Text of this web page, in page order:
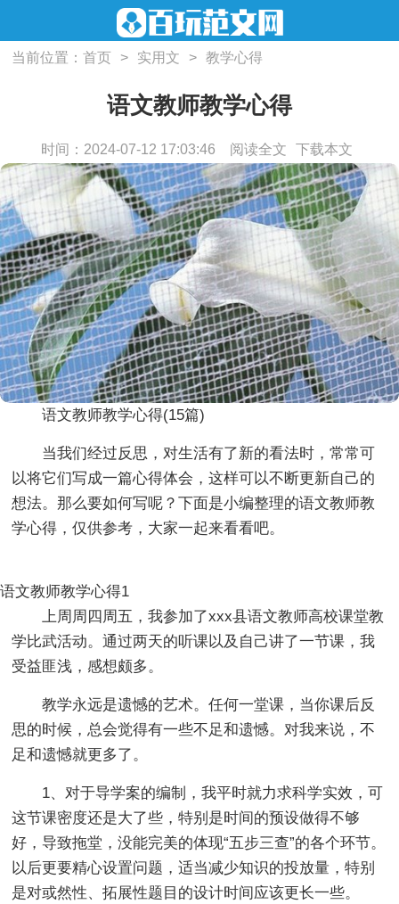
当前位置：首页 > 实用文 > 教学心得
语文教师教学心得
时间：2024-07-12 17:03:46 阅读全文 下载本文
语文教师教学心得(15篇)
当我们经过反思，对生活有了新的看法时，常常可
以将它们写成一篇心得体会，这样可以不断更新自己的
想法。那么要如何写呢？下面是小编整理的语文教师教
学心得，仅供参考，大家一起来看看吧。
语文教师教学心得1
上周周四周五，我参加了xxx县语文教师高校课堂教
学比武活动。通过两天的听课以及自己讲了一节课，我
受益匪浅，感想颇多。
教学永远是遗憾的艺术。任何一堂课，当你课后反
思的时候，总会觉得有一些不足和遗憾。对我来说，不
足和遗憾就更多了。
1、对于导学案的编制，我平时就力求科学实效，可
这节课密度还是大了些，特别是时间的预设做得不够
好，导致拖堂，没能完美的体现“五步三查”的各个环节。
以后更要精心设置问题，适当减少知识的投放量，特别
是对或然性、拓展性题目的设计时间应该更长一些。